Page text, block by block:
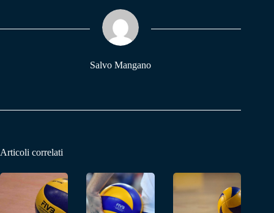
pp m
Salvo Mangano
Articoli correlati